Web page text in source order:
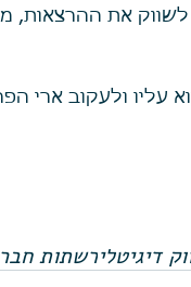
את ההרצאות,
עליו ולעקוב ארי
דיגיטלירשתות